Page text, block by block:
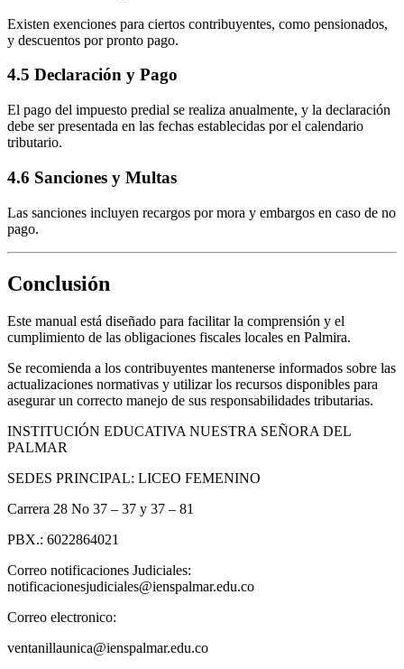
Existen exenciones para ciertos contribuyentes, como pensionados,
y descuentos por pronto pago.
4.5 Declaración y Pago
El pago del impuesto predial se realiza anualmente, y la declaración
debe ser presentada en las fechas establecidas por el calendario
tributario.
4.6 Sanciones y Multas
Las sanciones incluyen recargos por mora y embargos en caso de no
pago.
Conclusión
Este manual está diseñado para facilitar la comprensión y el
cumplimiento de las obligaciones fiscales locales en Palmira.
Se recomienda a los contribuyentes mantenerse informados sobre las
actualizaciones normativas y utilizar los recursos disponibles para
asegurar un correcto manejo de sus responsabilidades tributarias.
INSTITUCIÓN EDUCATIVA NUESTRA SEÑORA DEL
PALMAR
SEDES PRINCIPAL: LICEO FEMENINO
Carrera 28 No 37 – 37 y 37 – 81
PBX.: 6022864021
Correo notificaciones Judiciales:
notificacionesjudiciales@ienspalmar.edu.co
Correo electronico:
ventanillaunica@ienspalmar.edu.co